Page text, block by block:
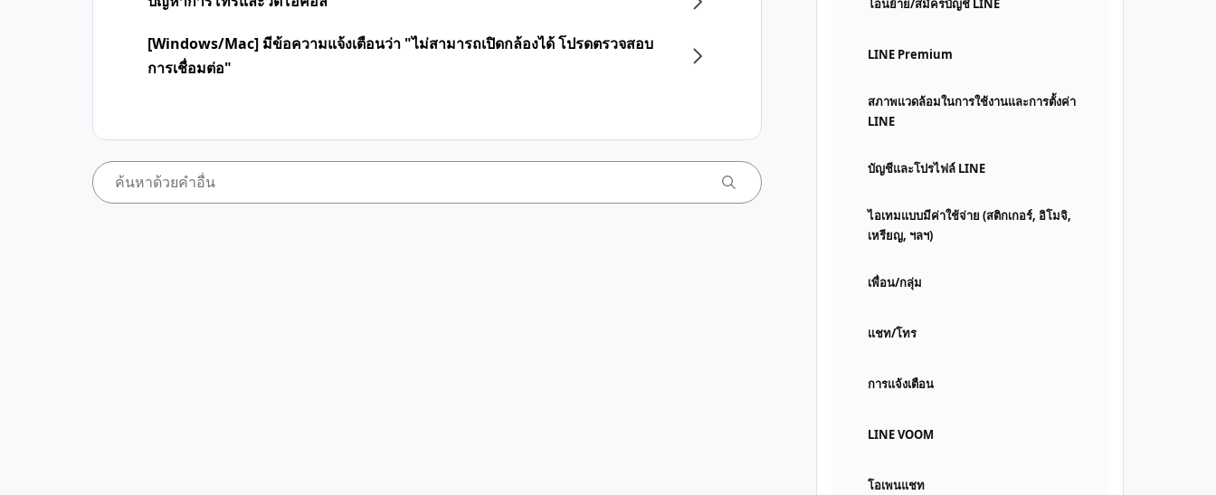
โอนย้าย/สมัครบัญชี LINE
LINE Premium
สภาพแวดล้อมในการใช้งานและการตั้งค่า
LINE
บัญชีและโปรไฟล์ LINE
ไอเทมแบบมีค่าใช้จ่าย (สติกเกอร์, อิโมจิ,
เหรียญ, ฯลฯ)
เพื่อน/กลุ่ม
แชท/โทร
การแจ้งเตือน
LINE VOOM
โอเพนแชท
[Windows/Mac] มีข้อความแจ้งเตือนว่า "ไม่สามารถเปิดกล้องได้ โปรดตรวจสอบ
การเชื่อมต่อ"